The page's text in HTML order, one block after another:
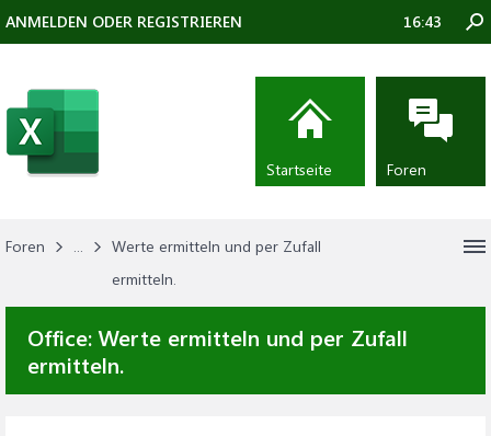
Foren ...
Werte ermitteln und per Zufall
ermitteln.
Office:Werte ermitteln und per Zufall
ermitteln.
ANMELDEN ODER REGISTRIEREN 16:43
Startseite Foren